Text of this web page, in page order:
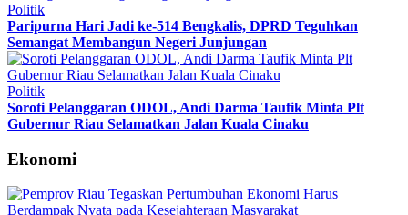
Politik
Paripurna Hari Jadi ke-514 Bengkalis, DPRD Teguhkan
Semangat Membangun Negeri Junjungan
Politik
Soroti Pelanggaran ODOL, Andi Darma Taufik Minta Plt
Gubernur Riau Selamatkan Jalan Kuala Cinaku
Ekonomi